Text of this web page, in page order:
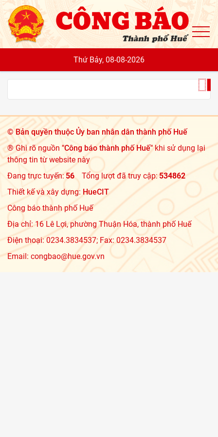
Thứ Bảy, 08-08-2026
©Bản quyền thuộc Ủy ban nhân dân thành phố Huế
® Ghi rõ nguồn "Công báo thành phố Huế"khi sử dụng lại
thông tin từ website này
Đang trực tuyến:56 Tổng lượt đã truy cập:534862
Thiết kế và xây dựng: HueCIT
Công báo thành phố Huế
Địa chỉ: 16 Lê Lợi, phường Thuận Hóa, thành phố Huế
Điện thoại: 0234.3834537; Fax: 0234.3834537
Email: congbao@hue.gov.vn